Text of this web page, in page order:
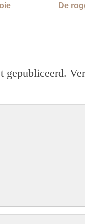
De
gepubliceerd.